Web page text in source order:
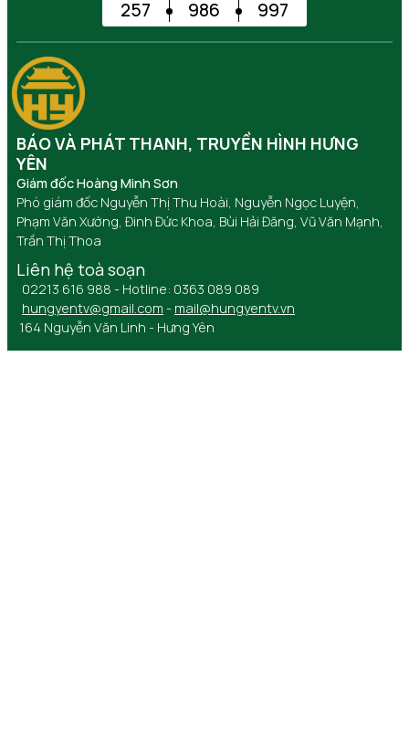
257 986 997
BÁO VÀ PHÁT THANH, TRUYỀN HÌNH HƯNG
YÊN
Giám đốc Hoàng Minh Sơn
Phó giám đốc Nguyễn Thị Thu Hoài, Nguyễn Ngọc Luyện,
Phạm Văn Xướng, Đinh Đức Khoa, Bùi Hải Đăng, Vũ Văn Mạnh,
Trần Thị Thoa
Liên hệ toà soạn
02213 616 988 - Hotline: 0363 089 089
hungyentv@gmail.com - mail@hungyentv.vn
164 Nguyễn Văn Linh - Hưng Yên